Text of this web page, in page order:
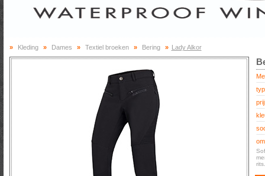
» Kleding » Dames » Textiel broeken » Bering » Lady Alkor